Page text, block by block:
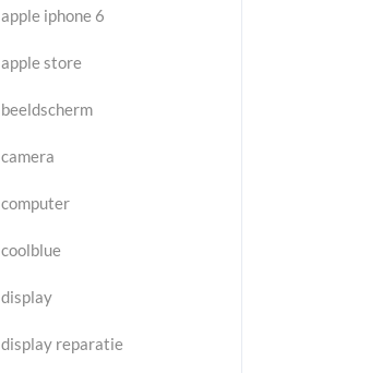
apple iphone 6
apple store
beeldscherm
camera
computer
coolblue
display
display reparatie